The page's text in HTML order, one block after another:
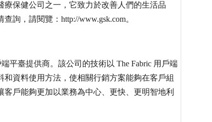
保健公司之一，它致力於改善人們的生活品
詢，請閱覽：http://www.gsk.com。
平臺提供商。該公司的技術以 The Fabric 用戶端
資料使用方法，使相關行銷方案能夠在客戶組
戶能夠更加以業務為中心、更快、更明智地利